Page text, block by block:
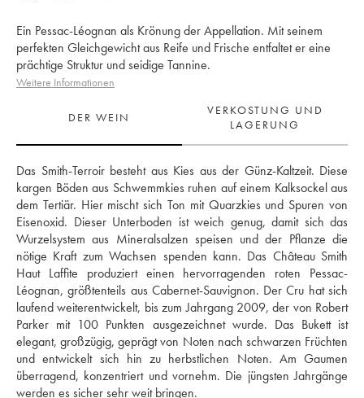
Ein Pessac-Léognan als Krönung der Appellation. Mit seinem
perfekten Gleichgewicht aus Reife und Frische entfaltet er eine
prächtige Struktur und seidige Tannine.
Weitere Informationen
DER WEIN
VERKOSTUNG UND
LAGERUNG
Das Smith-Terroir besteht aus Kies aus der Günz-Kaltzeit. Diese
kargen Böden aus Schwemmkies ruhen auf einem Kalksockel aus
dem Tertiär. Hier mischt sich Ton mit Quarzkies und Spuren von
Eisenoxid. Dieser Unterboden ist weich genug, damit sich das
Wurzelsystem aus Mineralsalzen speisen und der Pflanze die
nötige Kraft zum Wachsen spenden kann. Das Château Smith
Haut Laffite produziert einen hervorragenden roten Pessac-
Léognan, größtenteils aus Cabernet-Sauvignon. Der Cru hat sich
laufend weiterentwickelt, bis zum Jahrgang 2009, der von Robert
Parker mit 100 Punkten ausgezeichnet wurde. Das Bukett ist
elegant, großzügig, geprägt von Noten nach schwarzen Früchten
und entwickelt sich hin zu herbstlichen Noten. Am Gaumen
überragend, konzentriert und vornehm. Die jüngsten Jahrgänge
werden es sicher sehr weit bringen.